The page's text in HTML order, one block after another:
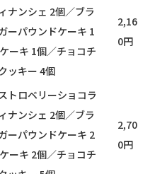
ナンシェ 2個／ブラ
ーパウンドケーキ 1
ーキ 1個／チョコチ
ッキー 4個
2,16
0円
トロベリーショコラ
ナンシェ 2個／ブラ
ーパウンドケーキ 2
ーキ 2個／チョコチ
2,70
0円